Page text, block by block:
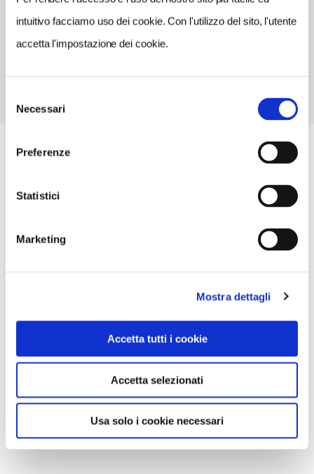
intuitivo facciamo uso dei cookie. Con l'utilizzo del sito, l'utente
accetta l'impostazione dei cookie.
delNecessari
Preferenze
Statistici
Marketing
Mostra dettagli
Accetta tutti i cookie
Accetta selezionati
Usa solo i cookie necessari
TELEFONO
8416310